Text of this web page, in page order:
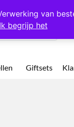
van
Ik begrijp het
te halen in Hansweert
Giftsets